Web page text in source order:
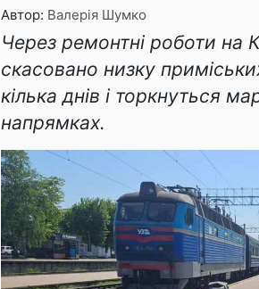
Автор: Валерія Шумко
Через ремонтні роботи на
скасовано низку
кілька днів і торкнуться
напрямках.